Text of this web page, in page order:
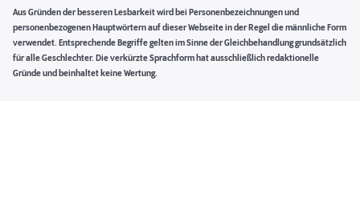
Aus Gründen der besseren Lesbarkeit wird bei Personenbezeichnungen und
personenbezogenen Hauptwörtern auf dieser Webseite in der Regel die männliche Form
verwendet. Entsprechende Begriffe gelten im Sinne der Gleichbehandlung grundsätzlich
für alle Geschlechter. Die verkürzte Sprachform hat ausschließlich redaktionelle
Gründe und beinhaltet keine Wertung.